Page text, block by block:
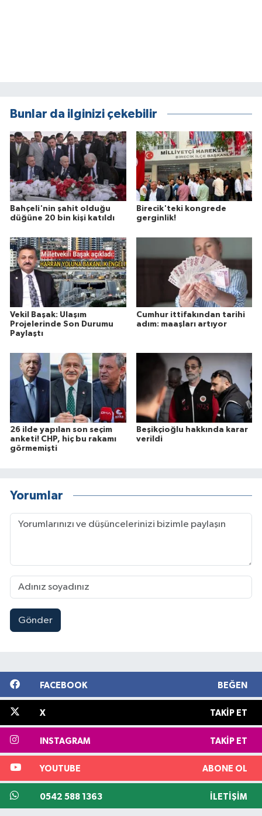
Bunlar da ilginizi çekebilir
Bahçeli'nin şahit olduğu
düğüne 20 bin kişi katıldı
Birecik'teki kongrede
gerginlik!
Vekil Başak: Ulaşım
Projelerinde Son Durumu
Paylaştı
Cumhur ittifakından tarihi
adım: maaşları artıyor
26 ilde yapılan son seçim
anketi! CHP, hiç bu rakamı
görmemişti
Beşikçioğlu hakkında karar
verildi
Yorumlar
Gönder
FACEBOOK BEĞEN
X TAKIP ET
INSTAGRAM TAKIP ET
YOUTUBE ABONE OL
0542 588 1363 İLETIŞIM